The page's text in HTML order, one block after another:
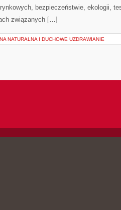
bezpieczeństwie, ekologii,
związanych […]
NATURALNA I DUCHOWE UZDRAWIANIE